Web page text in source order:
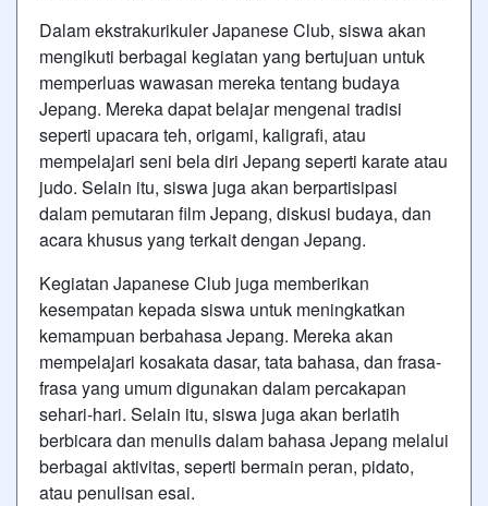
Dalam ekstrakurikuler Japanese Club, siswa akan
mengikuti berbagai kegiatan yang bertujuan untuk
memperluas wawasan mereka tentang budaya
Jepang. Mereka dapat belajar mengenai tradisi
seperti upacara teh, origami, kaligrafi, atau
mempelajari seni bela diri Jepang seperti karate atau
judo. Selain itu, siswa juga akan berpartisipasi
dalam pemutaran film Jepang, diskusi budaya, dan
acara khusus yang terkait dengan Jepang.
Kegiatan Japanese Club juga memberikan
kesempatan kepada siswa untuk meningkatkan
kemampuan berbahasa Jepang. Mereka akan
mempelajari kosakata dasar, tata bahasa, dan frasa-
frasa yang umum digunakan dalam percakapan
sehari-hari. Selain itu, siswa juga akan berlatih
berbicara dan menulis dalam bahasa Jepang melalui
berbagai aktivitas, seperti bermain peran, pidato,
atau penulisan esai.